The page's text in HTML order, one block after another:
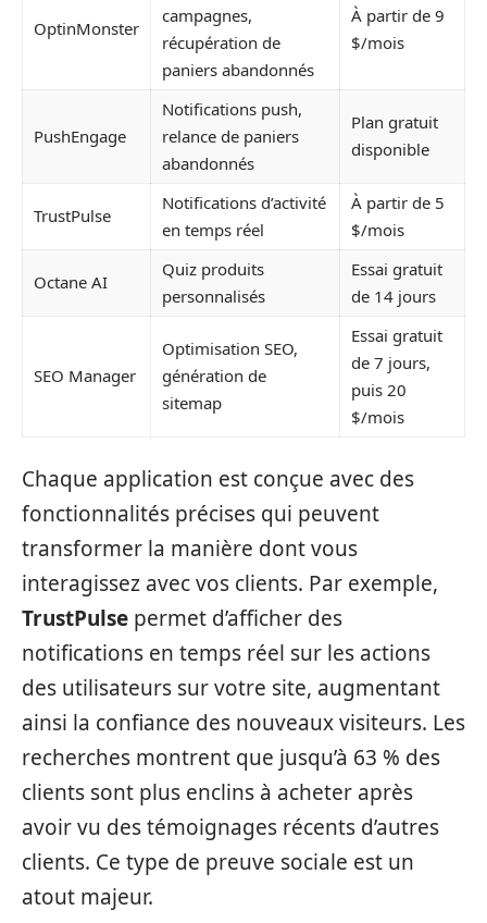
OptinMonster
campagnes,
récupération de
paniers abandonnés
À partir de 9
$/mois
PushEngage
Notifications push,
relance de paniers
abandonnés
Plan gratuit
disponible
TrustPulse
Notifications d’activité
en temps réel
À partir de 5
$/mois
Octane AI
Quiz produits
personnalisés
Essai gratuit
de 14 jours
SEO Manager
Optimisation SEO,
génération de
sitemap
Essai gratuit
de 7 jours,
puis 20
$/mois
Chaque application est conçue avec des
fonctionnalités précises qui peuvent
transformer la manière dont vous
interagissez avec vos clients. Par exemple,
TrustPulse permet d’afficher des
notifications en temps réel sur les actions
des utilisateurs sur votre site, augmentant
ainsi la confiance des nouveaux visiteurs. Les
recherches montrent que jusqu’à 63 % des
clients sont plus enclins à acheter après
avoir vu des témoignages récents d’autres
clients. Ce type de preuve sociale est un
atout majeur.